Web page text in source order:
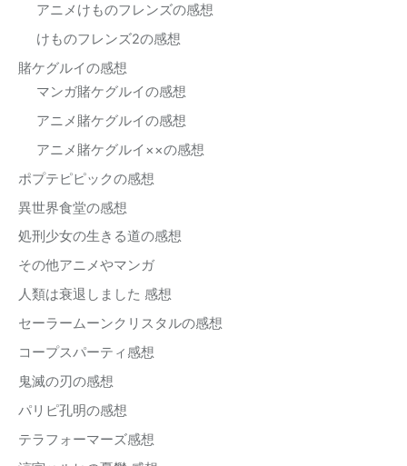
アニメけものフレンズの感想
けものフレンズ2の感想
賭ケグルイの感想
マンガ賭ケグルイの感想
アニメ賭ケグルイの感想
アニメ賭ケグルイ××の感想
ポプテピピックの感想
異世界食堂の感想
処刑少女の生きる道の感想
その他アニメやマンガ
人類は衰退しました 感想
セーラームーンクリスタルの感想
コープスパーティ感想
鬼滅の刃の感想
パリピ孔明の感想
テラフォーマーズ感想